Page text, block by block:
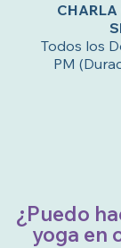
CHARLA
Todos los
PM
¿Puedo
yoga en